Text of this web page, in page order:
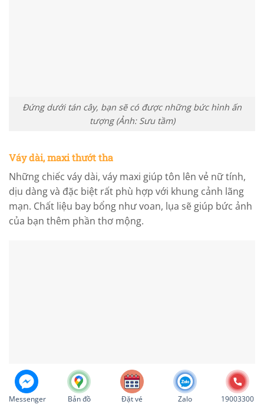
Đứng dưới tán cây, bạn sẽ có được những bức hình ấn
tượng (Ảnh: Sưu tầm)
Váy dài, maxi thướt tha
Những chiếc váy dài, váy maxi giúp tôn lên vẻ nữ tính,
dịu dàng và đặc biệt rất phù hợp với khung cảnh lãng
mạn. Chất liệu bay bổng như voan, lụa sẽ giúp bức ảnh
của bạn thêm phần thơ mộng.
Messenger Bản đồ Đặt vé Zalo 19003300